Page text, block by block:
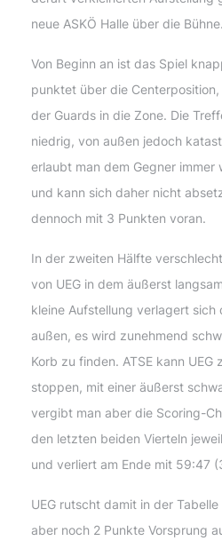
neue ASKÖ Halle über die Bühne.
Von Beginn an ist das Spiel
punktet über die
der Guards in die Zone. Die
niedrig, von außen jedoch
erlaubt man dem Gegner immer
und kann sich daher nicht
dennoch mit 3 Punkten voran.
In der zweiten Hälfte
von UEG in dem äußerst
kleine Aufstellung verlagert sich
außen, es wird zunehmend
Korb zu finden. ATSE kann
stoppen, mit einer äußerst
vergibt man aber die Scoring-
den letzten beiden Vierteln
und verliert am Ende mit 59:47
UEG rutscht damit in der
aber noch 2 Punkte Vorsprung